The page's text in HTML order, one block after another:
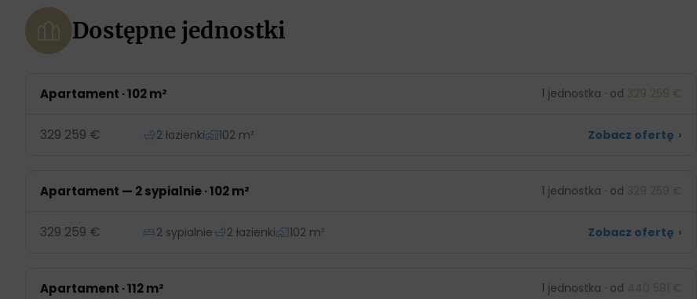
Dostępne jednostki
Apartament · 102 m² 1 jednostka · od 329 259 €
329 259 € 2 łazienki 102 m² Zobacz ofertę ›
Apartament — 2 sypialnie · 102 m² 1 jednostka · od 329 259 €
329 259 € 2 sypialnie 2 łazienki 102 m² Zobacz ofertę ›
Apartament · 112 m² 1 jednostka · od 440 581 €